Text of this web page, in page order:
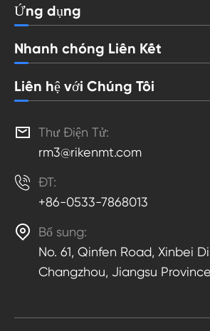
Ứng dụng
Nhanh chóng Liên Kết
Liên hệ với Chúng Tôi
 Thư Điện Tử:
rm3@rikenmt.com
 ĐT:
+86-0533-7868013

Bổ sung:
No. 61, Qinfen Road, Xinbei
Changzhou, Jiangsu